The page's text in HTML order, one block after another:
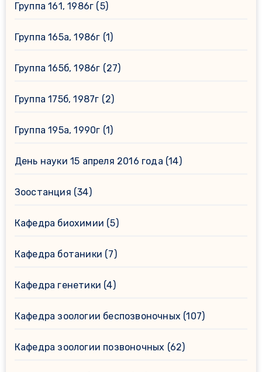
Группа 161, 1986г (5)
Группа 165а, 1986г (1)
Группа 165б, 1986г (27)
Группа 175б, 1987г (2)
Группа 195а, 1990г (1)
День науки 15 апреля 2016 года (14)
Зоостанция (34)
Кафедра биохимии (5)
Кафедра ботаники (7)
Кафедра генетики (4)
Кафедра зоологии беспозвоночных (107)
Кафедра зоологии позвоночных (62)